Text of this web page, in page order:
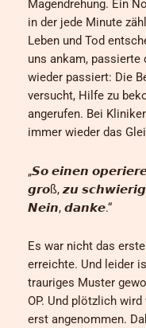
Magendrehung. Ein
in der jede Minute
Leben und Tod
uns ankam,
wieder passiert: Die
versucht, Hilfe zu
angerufen. Bei
immer wieder das
„𝙎𝙤 𝙚𝙞𝙣𝙚𝙣
𝙜𝙧𝙤ß, 𝙯𝙪
𝙉𝙚𝙞𝙣, 𝙙𝙖𝙣𝙠𝙚.“
Es war nicht das
erreichte. Und leider
trauriges Muster
OP. Und plötzlich
erst angenommen.